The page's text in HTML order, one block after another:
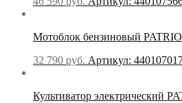
Мотоблок бензиновый
32 790 руб. Артикул:
Культиватор электрический